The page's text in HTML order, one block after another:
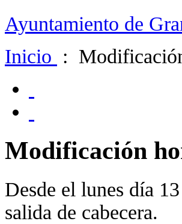
Ayuntamiento de
Inicio :
Modificación
Desde el lunes día
salida de cabecera.